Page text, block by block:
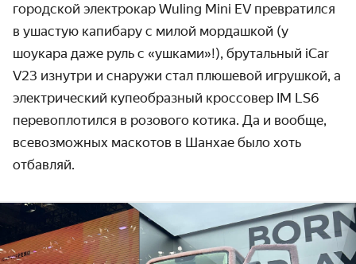
городской электрокар Wuling Mini EV превратился
в ушастую капибару с милой мордашкой (у
шоукара даже руль с «ушками»!), брутальный iCar
V23 изнутри и снаружи стал плюшевой игрушкой, а
электрический купеобразный кроссовер IM LS6
перевоплотился в розового котика. Да и вообще,
всевозможных маскотов в Шанхае было хоть
отбавляй.